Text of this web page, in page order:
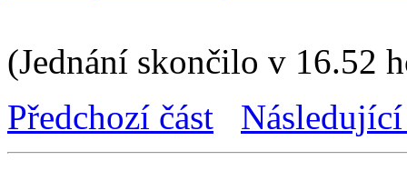
(Jednání skončilo v 16.52
Předchozí část
Následující